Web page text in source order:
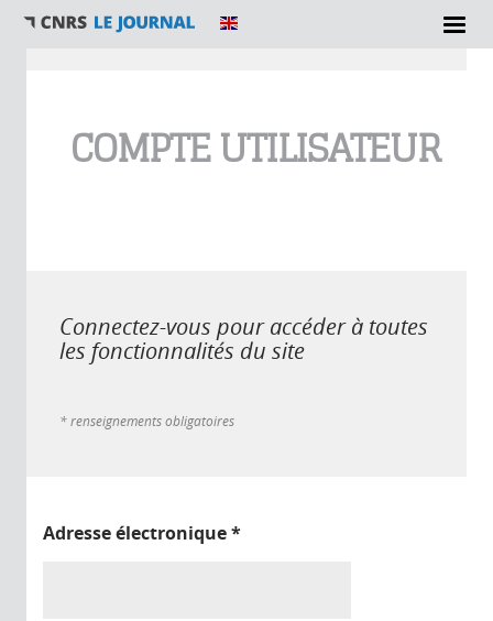
COMPTE UTILISATEUR
Connectez-vous pour accéder à toutes
les fonctionnalités du site
* renseignements obligatoires
Adresse électronique*